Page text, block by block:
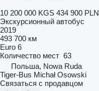
10 200 000 KGS 434 900 PLN
Экскурсионный автобус
2019
493 700 км
Euro 6
Количество мест 63
Польша, Nowa Ruda
Tiger-Bus Michał Osowski
Связаться с продавцом